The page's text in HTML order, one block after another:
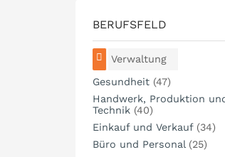
BERUFSFELD
Verwaltung
Gesundheit (47)
Handwerk, Produktion
Technik (40)
Einkauf und Verkauf (34)
Büro und Personal (25)